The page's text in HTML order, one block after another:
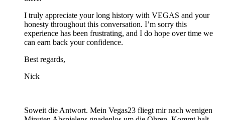
I truly appreciate your long history with VEGAS and your
honesty throughout this conversation. I’m sorry this
experience has been frustrating, and I do hope over time we
can earn back your confidence.
Best regards,
Nick
Soweit die Antwort. Mein Vegas23 fliegt mir nach wenigen